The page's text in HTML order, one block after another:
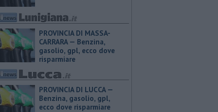
PROVINCIA DI MASSA-
CARRARA — ​Benzina,
gasolio, gpl, ecco dove
risparmiare
PROVINCIA DI LUCCA — ​
Benzina, gasolio, gpl,
ecco dove risparmiare